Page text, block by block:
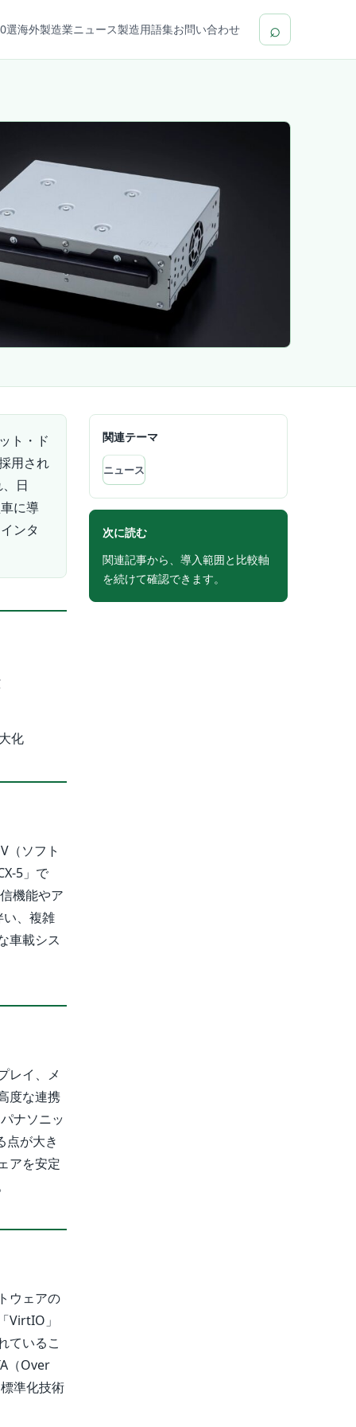
選海外製造業ニュース製造用語集お問い合わせ ⌕
ト・ド
用され
日
に導
ンタ
化
（ソフト
5」で
機能やア
い、複雑
車載シス
レイ、メ
度な連携
ナソニッ
点が大き
アを安定
ウェアの
VirtIO」
ているこ
（Over
準化技術
関連テーマ
ニュース
次に読む
関連記事から、導入範囲と比較軸
を続けて確認できます。